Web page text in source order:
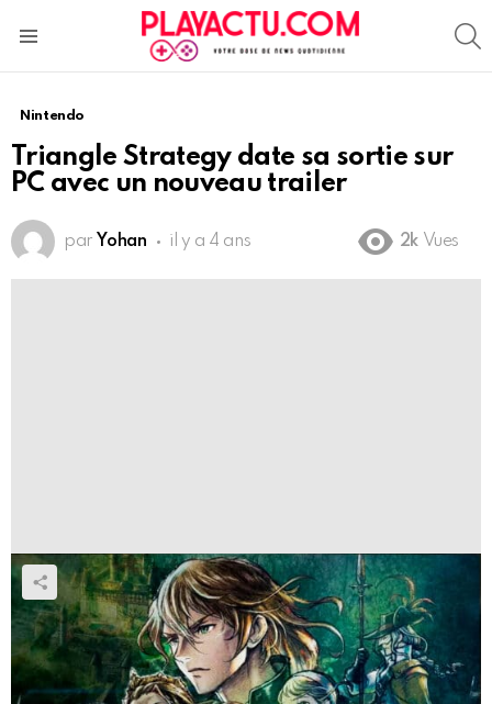
Nintendo
Triangle Strategy date sa sortie sur
PC avec un nouveau trailer
par Yohan il y a 4 ans 2k Vues